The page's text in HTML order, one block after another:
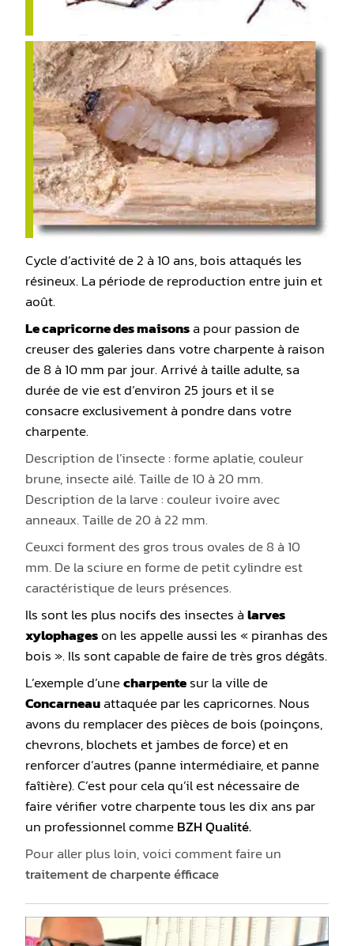
Cycle d’activité de 2 à 10 ans, bois attaqués les
résineux. La période de reproduction entre juin et
août.
Le capricorne des maisonsa pour passion de
creuser des galeries dans votre charpente à raison
de 8 à 10 mm par jour. Arrivé à taille adulte, sa
durée de vie est d’environ 25 jours et il se
consacre exclusivement à pondre dans votre
charpente.
Description de l’insecte : forme aplatie, couleur
brune, insecte ailé. Taille de 10 à 20 mm.
Description de la larve : couleur ivoire avec
anneaux. Taille de 20 à 22 mm.
Ceuxci forment des gros trous ovales de 8 à 10
mm. De la sciure en forme de petit cylindre est
caractéristique de leurs présences.
Ils sont les plus nocifs des insectes àlarves
xylophageson les appelle aussi les « piranhas des
bois ». Ils sont capable de faire de très gros dégâts.
L’exemple d’unecharpentesur la ville de
Concarneauattaquée par les capricornes. Nous
avons du remplacer des pièces de bois (poinçons,
chevrons, blochets et jambes de force) et en
renforcer d’autres (panne intermédiaire, et panne
faîtière). C’est pour cela qu’il est nécessaire de
faire vérifier votre charpente tous les dix ans par
un professionnel commeBZH Qualité.
Pour aller plus loin, voici comment faire un
traitement de charpente éfficace